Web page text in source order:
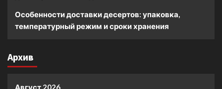
Особенности доставки десертов: упаковка,
температурный режим и сроки хранения
Архив
Август 2026